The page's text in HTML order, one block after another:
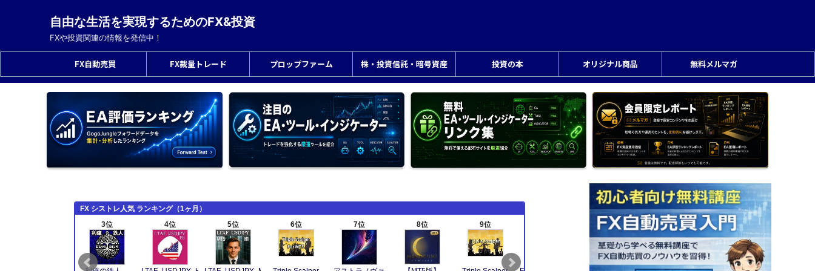
自由な生活を実現するためのFX&投資
FXや投資関連の情報を発信中！
FX自動売買 FX裁量トレード プロップファーム 株・投資信託・暗号資産 投資の本 オリジナル商品 無料メルマガ